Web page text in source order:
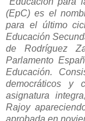
(EpC) es el
para el último
Educación
de Rodríguez
Parlamento
Educación.
democráticos y
asignatura
Rajoy
aprobada en